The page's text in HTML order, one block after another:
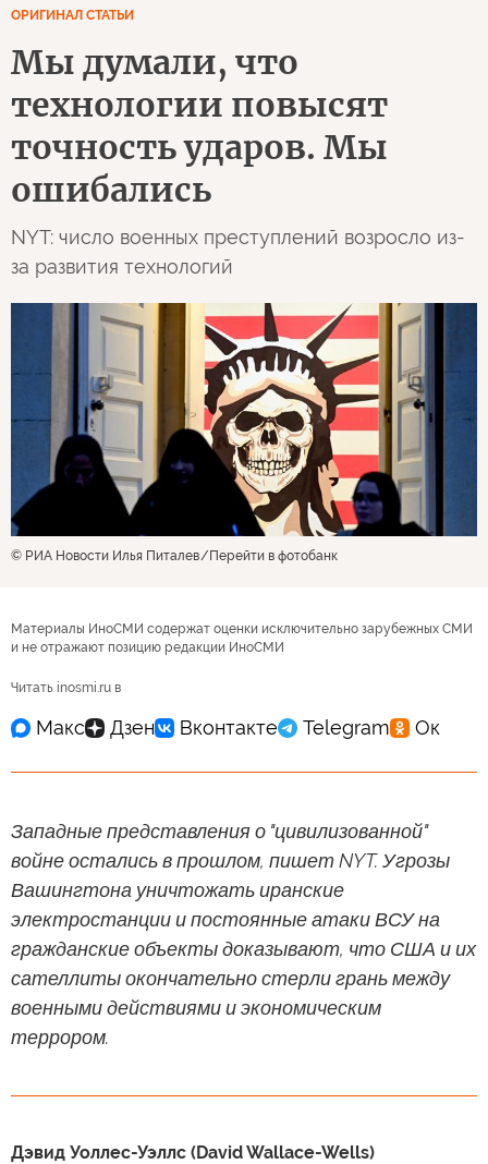
ОРИГИНАЛ СТАТЬИ
Мы думали, что
технологии повысят
точность ударов. Мы
ошибались
NYT: число военных преступлений возросло из-
за развития технологий
© РИА Новости Илья Питалев Перейти в фотобанк
Материалы ИноСМИ содержат оценки исключительно зарубежных СМИ
и не отражают позицию редакции ИноСМИ
Читать inosmi.ru в
Западные представления о "цивилизованной"
войне остались в прошлом, пишет NYT. Угрозы
Вашингтона уничтожать иранские
электростанции и постоянные атаки ВСУ на
гражданские объекты доказывают, что США и их
сателлиты окончательно стерли грань между
военными действиями и экономическим
террором.
Дэвид Уоллес-Уэллс (David Wallace-Wells)